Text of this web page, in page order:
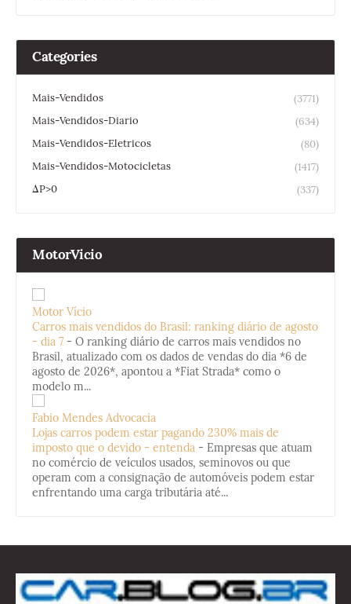
Categories
Mais-Vendidos
(3771)
Mais-Vendidos-Diario
(634)
Mais-Vendidos-Eletricos
(80)
Mais-Vendidos-Motocicletas
(1417)
ΔP>0
(337)
MotorVicio
Motor Vício
Carros mais vendidos do Brasil: ranking diário de agosto
- dia 7 - O ranking diário de carros mais vendidos no
Brasil, atualizado com os dados de vendas do dia *6 de
agosto de 2026*, apontou a *Fiat Strada* como o
modelo m...
Fabio Mendes Advocacia
Lojas carros podem estar pagando 230% mais de
imposto que o devido - entenda - Empresas que atuam
no comércio de veículos usados, seminovos ou que
operam com a consignação de automóveis podem estar
enfrentando uma carga tributária até...